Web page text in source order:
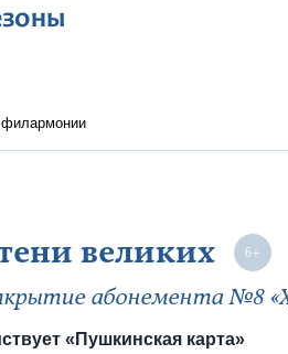
филармонии
великих
абонемента №8
«Пушкинская карта»